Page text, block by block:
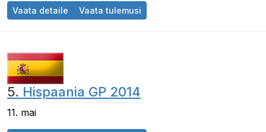
Vaata detaile Hiina GP 2014
Vaata tulemusi
5. Hispaania GP 2014
11. mai